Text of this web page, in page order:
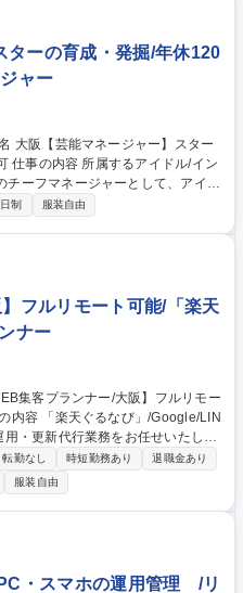
ターの育成・発掘/年休120
ャー
ン
チーフマネージャーとして、アイド
務全般、現場対応や各種イベント
動のサポート■各種イベント計画,
やスタイリストなど関係者対応■
ート■公式SNS等の情報発信ツール
制 服装自由
フルリモート可能/「楽天
ナー
・更新代行業務をお任せいたしま
年間を通して飲食店をサポートす
ディアにおける最適化を提案■投
業務■パートナー会社の運用管理 ※
らに延ばすことができるか、同エ
がどのようなキーワードで検索し
店舗にあったご提案をしていきま
転勤なし 時短勤務あり
退職金あり
服装自由
・スマホの運用管理 /リ